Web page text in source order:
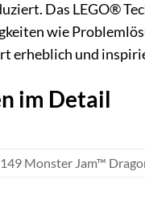
Das LEGO®
wie
erheblich und
im Detail
Monster Jam™